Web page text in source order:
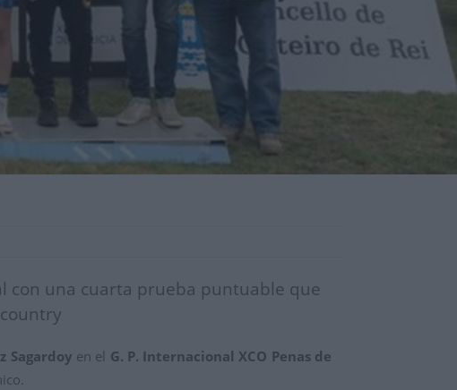
con una cuarta prueba puntuable que
Sagardoy en el G. P. Internacional XCO Penas de